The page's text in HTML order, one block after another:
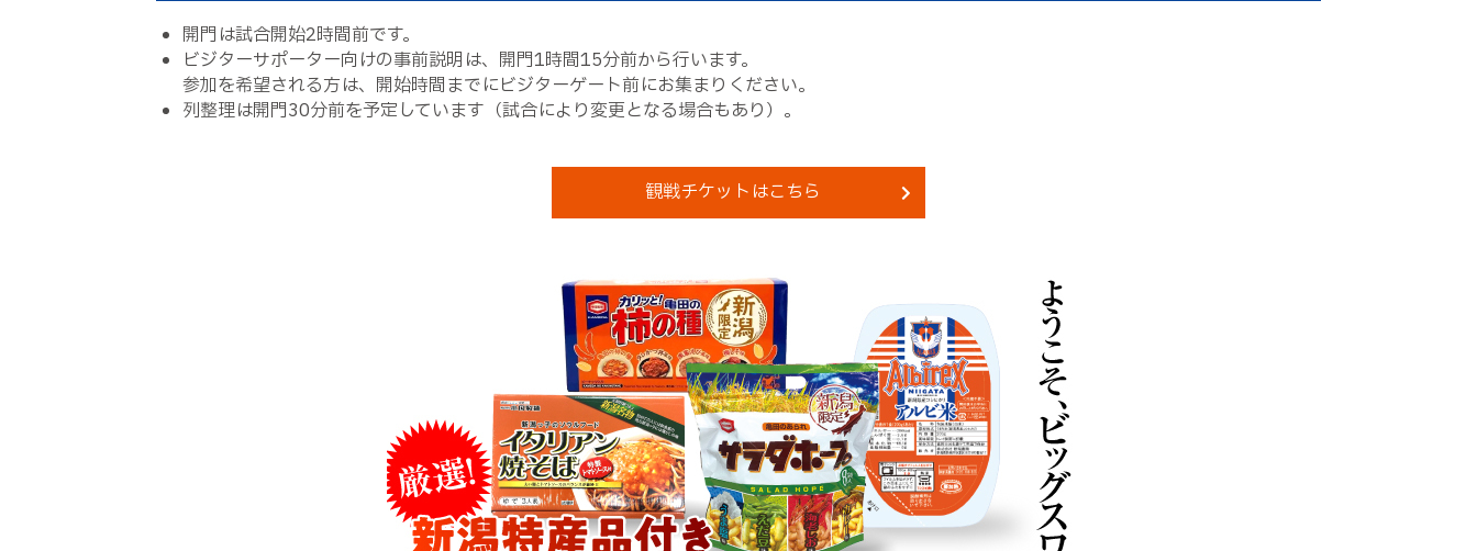
開門は試合開始2時間前です。
ビジターサポーター向けの事前説明は、開門1時間15分前から行います。
参加を希望される方は、開始時間までにビジターゲート前にお集まりください。
列整理は開門30分前を予定しています（試合により変更となる場合もあり）。
観戦チケットはこちら